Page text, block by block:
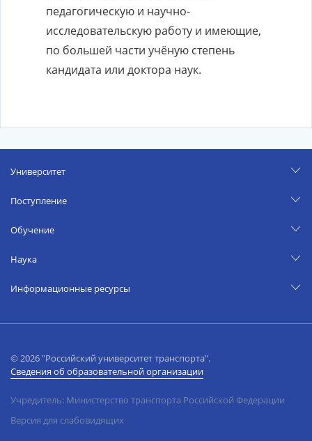
педагогическую и научно-
исследовательскую работу и имеющие,
по большей части учёную степень
кандидата или доктора наук.
Университет
Поступление
Обучение
Наука
Информационные ресурсы
© 2026 "Российский университет транспорта".
Сведения об образовательной организации
Учредитель: Министерство транспорта Российской Федерации
Версия для слабовидящих